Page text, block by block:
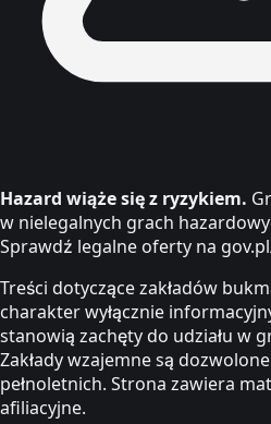
Hazard wiąże się z ryzykiem.
w nielegalnych grach
Sprawdź legalne oferty na
Treści dotyczące zakładów
charakter wyłącznie
stanowią zachęty do udziału w
Zakłady wzajemne są
pełnoletnich. Strona zawiera
afiliacyjne.